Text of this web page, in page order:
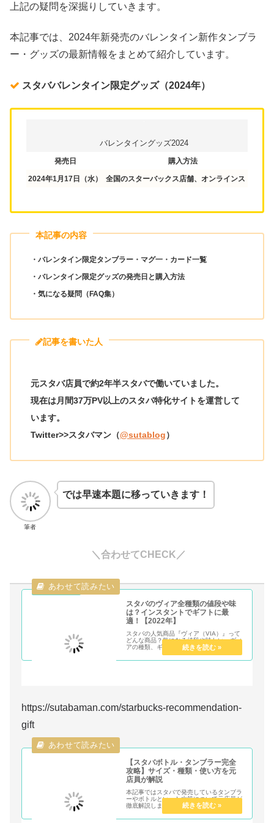
上記の疑問を深掘りしていきます。
本記事では、2024年新発売のバレンタイン新作タンブラ
ー・グッズの最新情報をまとめて紹介しています。
スタババレンタイン限定グッズ（2024年）
バレンタイングッズ2024
発売日 購入方法
2024年1月17日（水） 全国のスターバックス店舗、オンラインストア
本記事の内容
・バレンタイン限定タンブラー・マグ一・ カード一覧
・バレンタイン限定グッズの発売日と購入方法
・気になる疑問（FAQ集）
記事を書いた人
元スタバ店員で約2年半スタバで働いていました。
現在は月間37万PV以上のスタバ特化サイトを運営して
います。
Twitter>>スタバマン（@sutablog）
筆者
では早速本題に移っていきます！
＼合わせてCHECK／
スタバのヴィア全種類の値段や味
は？インスタントでギフトに最
適！【2022年】
スタバの人気商品『ヴィア（VIA）』って
どんな商品？気になる値段や味わい、ヴィ
アの種類、ギフトにピッタリのオススメの
理由について深堀していきます。コーヒー
はもちろん、キャラメルや抹茶といった豊
https://sutabaman.com/starbucks-recommendation-
gift
【スタバボトル・タンブラー完全
攻略】サイズ・種類・使い方を元
店員が解説
本記事ではスタバで発売しているタンブラ
ーやボトルといった水筒について元店員が
徹底解説します。価格帯・サイズ・使い
方・種類など本記事を読むだけでスタバの
タンブラーについて完全網羅することがで